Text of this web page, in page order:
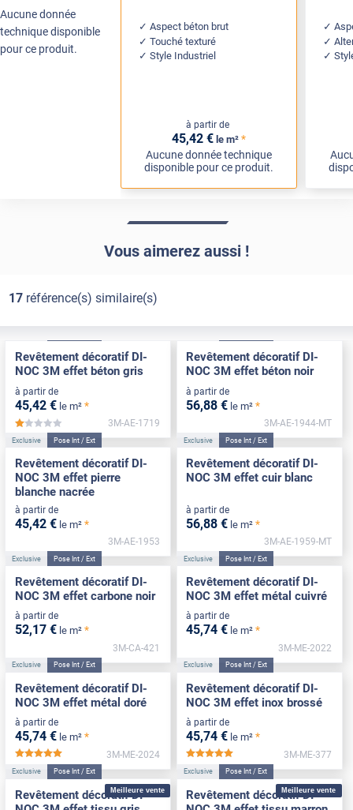
Aucune donnée
technique disponible
pour ce produit.
Aspect béton brut
Touché texturé
Style Industriel
à partir de
45,42 € le m² *
Aucune donnée technique
disponible pour ce produit.
Vous aimerez aussi !
17référence(s) similaire(s)
Revêtement décoratif DI-
NOC 3M effet béton gris
à partir de
45,42 € le m² *
*****
3M-AE-1719
Revêtement décoratif DI-
NOC 3M effet béton noir
à partir de
56,88 € le m² *
3M-AE-1944-MT
Exclusive Pose Int / Ext
Revêtement décoratif DI-
NOC 3M effet pierre
blanche nacrée
à partir de
45,42 € le m² *
3M-AE-1953
Exclusive Pose Int / Ext
Revêtement décoratif DI-
NOC 3M effet cuir blanc
à partir de
56,88 € le m² *
3M-AE-1959-MT
Exclusive Pose Int / Ext
Revêtement décoratif DI-
NOC 3M effet carbone noir
à partir de
52,17 € le m² *
3M-CA-421
Exclusive Pose Int / Ext
Revêtement décoratif DI-
NOC 3M effet métal cuivré
à partir de
45,74 € le m² *
3M-ME-2022
Exclusive Pose Int / Ext
Revêtement décoratif DI-
NOC 3M effet métal doré
à partir de
45,74 € le m² *
3M-ME-2024
Exclusive Pose Int / Ext
Revêtement décoratif DI-
NOC 3M effet inox brossé
à partir de
45,74 € le m² *
3M-ME-377
Meilleure vente
Exclusive Pose Int / Ext
Revêtement décoratif DI-
Meilleure vente
Exclusive Pose Int / Ext
Revêtement décoratif DI-